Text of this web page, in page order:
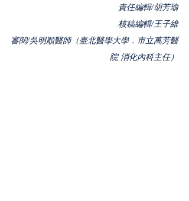
責任編輯/胡芳瑜
核稿編輯/王子維
審閱/吳明順醫師（臺北醫學大學．市立萬芳醫
院 消化內科主任）